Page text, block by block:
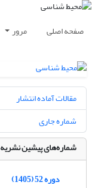
صفحه اصلی مرور
مقالات آماده انتشار
شماره جاری
شماره‌های پیشین نشریه
دوره 52 (1405)